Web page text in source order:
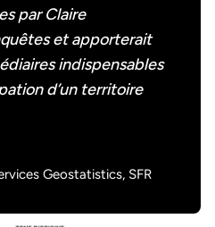
par Claire
et apporterait
indispensables
d’un territoire
Geostatistics, SFR